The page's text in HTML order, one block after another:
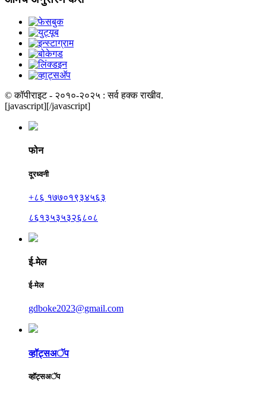
© कॉपीराइट - २०१०-२०२५ : सर्व हक्क राखीव.
[javascript][/javascript]
फोन
दूरध्वनी
+८६ १७७०१९३४५६३
८६१३५३५३२६८०८
ई-मेल
ई-मेल
gdboke2023@gmail.com
व्हॉट्सअॅप
व्हॉट्सअॅप